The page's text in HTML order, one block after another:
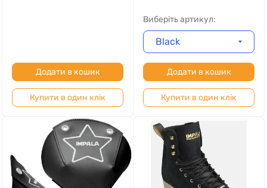
Додати в кошик
Купити в один клік
Виберіть артикул:
Black
Додати в кошик
Купити в один клік